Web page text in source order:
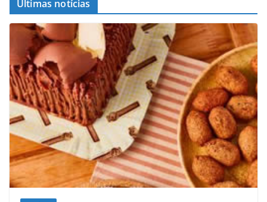
Ûltimas notícias